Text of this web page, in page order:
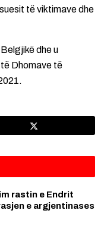
të viktimave dhe
dhe u
Dhomave të
rastin e Endrit
e argjentinases